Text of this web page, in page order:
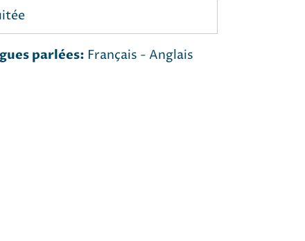
parlées: Français - Anglais